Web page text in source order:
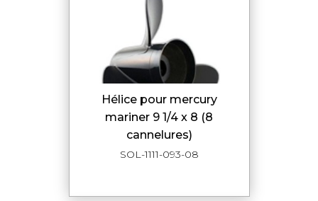
hélice pour mercury
mariner 9 1/4 x 8 (8
cannelures)
SOL-1111-093-08